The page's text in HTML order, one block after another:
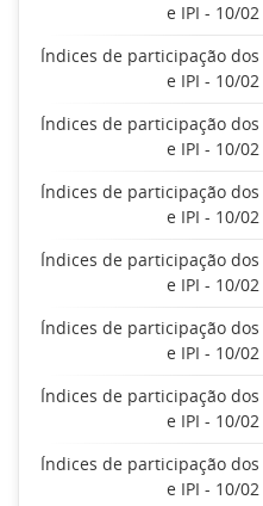
e IPI - 10/
Índices de participação
e IPI - 10/
Índices de participação
e IPI - 10/
Índices de participação
e IPI - 10/
Índices de participação
e IPI - 10/
Índices de participação
e IPI - 10/
Índices de participação
e IPI - 10/
Índices de participação
e IPI - 10/